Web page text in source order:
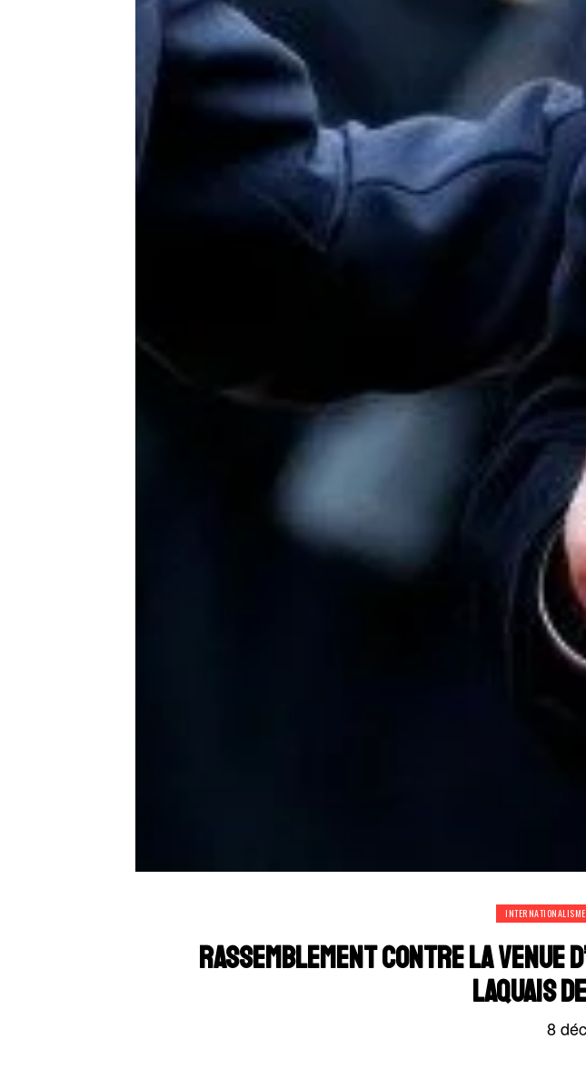
INTERNATIONALISME
RASSEMBLEMENT CONTRE LA VENUE
LAQUAIS
8